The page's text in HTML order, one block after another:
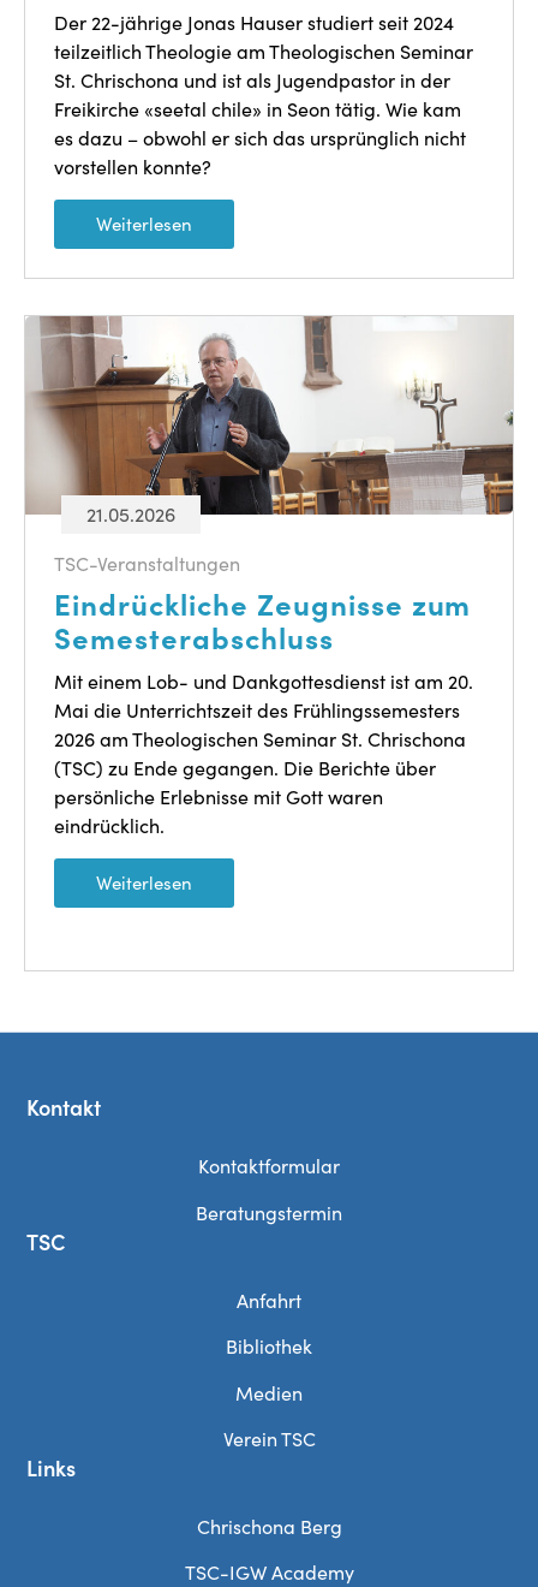
Der 22-jährige Jonas Hauser studiert seit 2024
teilzeitlich Theologie am Theologischen Seminar
St. Chrischona und ist als Jugendpastor in der
Freikirche «seetal chile» in Seon tätig. Wie kam
es dazu – obwohl er sich das ursprünglich nicht
vorstellen konnte?
Weiterlesen
21.05.2026
TSC-Veranstaltungen
Eindrückliche Zeugnisse zum
Semesterabschluss
Mit einem Lob- und Dankgottesdienst ist am 20.
Mai die Unterrichtszeit des Frühlingssemesters
2026 am Theologischen Seminar St. Chrischona
(TSC) zu Ende gegangen. Die Berichte über
persönliche Erlebnisse mit Gott waren
eindrücklich.
Weiterlesen
Kontakt
Kontaktformular
Beratungstermin
TSC
Anfahrt
Bibliothek
Medien
Verein TSC
Links
Chrischona Berg
TSC-IGW Academy